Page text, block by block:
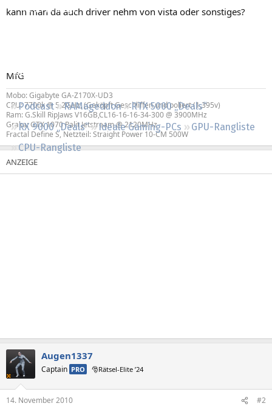
Neue Beiträge
Regeln
Podcast RAMageddon
RTX 5000 „Deals“
RX 9000 „Deals“
Ideale Gaming-PCs
GPU-Rangliste
CPU-Rangliste
kann man da auch driver nehm von vista oder sonstiges?
MfG
Mobo: Gigabyte GA-Z170X-UD3
CPU: 7700k @ 5,2GHz, (Geköpft Geschliffen und poliert (1,395v)
Ram: G.Skill RipJaws V16GB,CL16-16-16-34-300 @ 3900MHz
Graka: GTX 1070 Palit Jetstream @ 2120MHz
Fractal Define S, Netzteil: Straight Power 10-CM 500W
Augen1337
Captain PRO 🎅Rätsel-Elite ’24
14. November 2010 #2